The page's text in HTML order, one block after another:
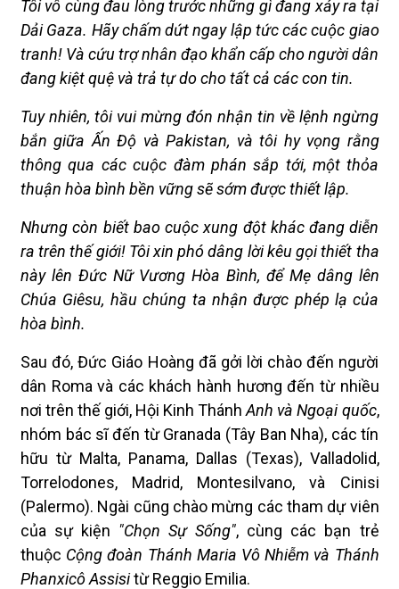
Tôi vô cùng đau lòng trước những gì đang xảy ra tại
Dải Gaza. Hãy chấm dứt ngay lập tức các cuộc giao
tranh! Và cứu trợ nhân đạo khẩn cấp cho người dân
đang kiệt quệ và trả tự do cho tất cả các con tin.
Tuy nhiên, tôi vui mừng đón nhận tin về lệnh ngừng
bắn giữa Ấn Độ và Pakistan, và tôi hy vọng rằng
thông qua các cuộc đàm phán sắp tới, một thỏa
thuận hòa bình bền vững sẽ sớm được thiết lập.
Nhưng còn biết bao cuộc xung đột khác đang diễn
ra trên thế giới! Tôi xin phó dâng lời kêu gọi thiết tha
này lên Đức Nữ Vương Hòa Bình, để Mẹ dâng lên
Chúa Giêsu, hầu chúng ta nhận được phép lạ của
hòa bình.
Sau đó, Đức Giáo Hoàng đã gởi lời chào đến người
dân Roma và các khách hành hương đến từ nhiều
nơi trên thế giới, Hội Kinh ThánhAnh và Ngoại quốc,
nhóm bác sĩ đến từ Granada (Tây Ban Nha), các tín
hữu từ Malta, Panama, Dallas (Texas), Valladolid,
Torrelodones, Madrid, Montesilvano, và Cinisi
(Palermo). Ngài cũng chào mừng các tham dự viên
của sự kiện "Chọn Sự Sống", cùng các bạn trẻ
thuộc Cộng đoàn Thánh Maria Vô Nhiễm và Thánh
Phanxicô Assisitừ Reggio Emilia.